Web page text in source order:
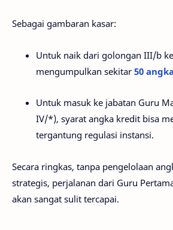
Sebagai gambaran kasar:
Untuk naik dari golongan III/b
mengumpulkan sekitar 50
Untuk masuk ke jabatan Guru
IV/*), syarat angka kredit bisa
tergantung regulasi instansi.
Secara ringkas, tanpa pengelolaan
strategis, perjalanan dari Guru
akan sangat sulit tercapai.